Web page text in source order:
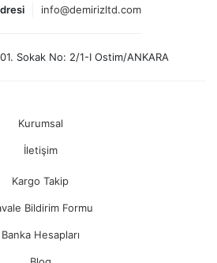
info@demirizltd.com
Sokak No: 2/1-I Ostim/ANKARA
Kurumsal
İletişim
Kargo Takip
Bildirim Formu
Banka Hesapları